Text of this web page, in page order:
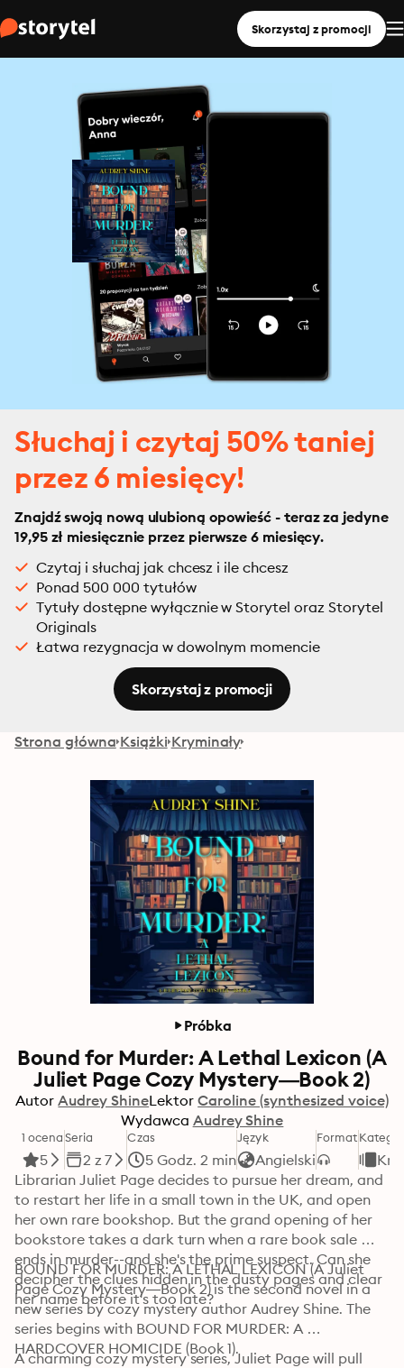
Skorzystaj z promocji
Słuchaj i czytaj 50% taniej
przez 6 miesięcy!
Znajdź swoją nową ulubioną opowieść - teraz za jedyne
19,95 zł miesięcznie przez pierwsze 6 miesięcy.
Czytaj i słuchaj jak chcesz i ile chcesz
Ponad 500 000 tytułów
Tytuły dostępne wyłącznie w Storytel oraz Storytel
Originals
Łatwa rezygnacja w dowolnym momencie
Skorzystaj z promocji
Strona główna Książki Kryminały
Próbka
Bound for Murder: A Lethal Lexicon (A
Juliet Page Cozy Mystery—Book 2)
Autor Audrey ShineLektor Caroline (synthesized voice)
Wydawca Audrey Shine
1 ocena
5
Seria
2 z 7
Czas
5 Godz. 2 min
Język
Angielski
Format
Librarian Juliet Page decides to pursue her dream, and
to restart her life in a small town in the UK, and open
her own rare bookshop. But the grand opening of her
bookstore takes a dark turn when a rare book sale
ends in murder--and she's the prime suspect. Can she
decipher the clues hidden in the dusty pages and clear
her name before it's too late?
BOUND FOR MURDER: A LETHAL LEXICON (A Juliet
Page Cozy Mystery—Book 2) is the second novel in a
new series by cozy mystery author Audrey Shine. The
series begins with BOUND FOR MURDER: A
HARDCOVER HOMICIDE (Book 1).
A charming cozy mystery series, Juliet Page will pull